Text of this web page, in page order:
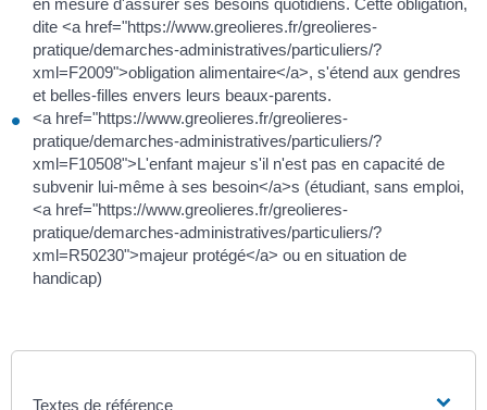
dite <a href="https://www.greolieres.fr/greolieres-
pratique/demarches-administratives/particuliers/?
xml=F2009">obligation alimentaire</a>, s'étend aux gendres
et belles-filles envers leurs beaux-parents.
<a href="https://www.greolieres.fr/greolieres-
pratique/demarches-administratives/particuliers/?
xml=F10508">L'enfant majeur s'il n'est pas en capacité de
subvenir lui-même à ses besoin</a>s (étudiant, sans emploi,
<a href="https://www.greolieres.fr/greolieres-
pratique/demarches-administratives/particuliers/?
xml=R50230">majeur protégé</a> ou en situation de
handicap)
Textes de référence